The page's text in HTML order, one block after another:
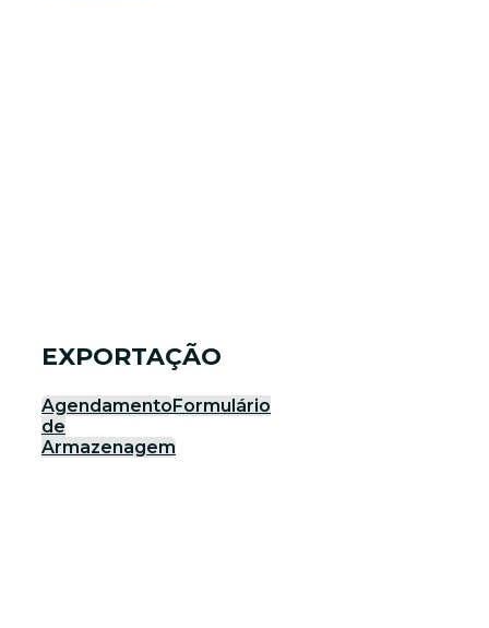
EXPORTAÇÃO
AgendamentoFormulário
de
Armazenagem